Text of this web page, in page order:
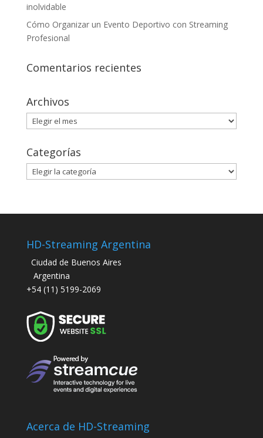
inolvidable
Cómo Organizar un Evento Deportivo con Streaming
Profesional
Comentarios recientes
Archivos
Archivos
Categorías
Categorías
HD-Streaming Argentina
Ciudad de Buenos Aires
Argentina
+54 (11) 5199-2069
Acerca de HD-Streaming